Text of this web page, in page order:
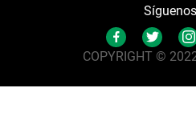
Síguenos
COPYRIGHT ©